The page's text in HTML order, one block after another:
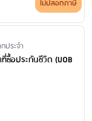
ไม่ปลอดภาษี
ประจำ
ซื้อประกันชีวิต (UOB